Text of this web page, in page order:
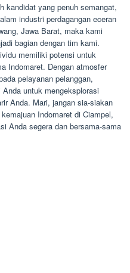
kandidat yang penuh semangat,
industri perdagangan eceran
Jawa Barat, maka kami
bagian dengan tim kami.
memiliki potensi untuk
Indomaret. Dengan atmosfer
pelayanan pelanggan,
untuk mengeksplorasi
Anda. Mari, jangan sia-siakan
Indomaret di Ciampel,
Anda segera dan bersama-sama